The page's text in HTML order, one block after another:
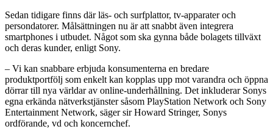
Sedan tidigare finns där läs- och surfplattor, tv-apparater och
persondatorer. Målsättningen nu är att snabbt även integrera
smartphones i utbudet. Något som ska gynna både bolagets tillväxt
och deras kunder, enligt Sony.
– Vi kan snabbare erbjuda konsumenterna en bredare
produktportfölj som enkelt kan kopplas upp mot varandra och öppna
dörrar till nya världar av online-underhållning. Det inkluderar Sonys
egna erkända nätverkstjänster såsom PlayStation Network och Sony
Entertainment Network, säger sir Howard Stringer, Sonys
ordförande, vd och koncernchef.